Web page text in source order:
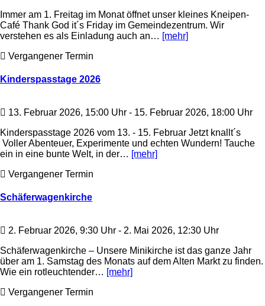
Immer am 1. Freitag im Monat öffnet unser kleines Kneipen-
Café Thank God it´s Friday im Gemeindezentrum. Wir
verstehen es als Einladung auch an… [mehr]
Vergangener Termin
Kinderspasstage 2026
13. Februar 2026, 15:00 Uhr - 15. Februar 2026, 18:00 Uhr
Kinderspasstage 2026 vom 13. - 15. Februar Jetzt knallt´s
Voller Abenteuer, Experimente und echten Wundern! Tauche
ein in eine bunte Welt, in der… [mehr]
Vergangener Termin
Schäferwagenkirche
2. Februar 2026, 9:30 Uhr - 2. Mai 2026, 12:30 Uhr
Schäferwagenkirche – Unsere Minikirche ist das ganze Jahr
über am 1. Samstag des Monats auf dem Alten Markt zu finden.
Wie ein rotleuchtender… [mehr]
Vergangener Termin